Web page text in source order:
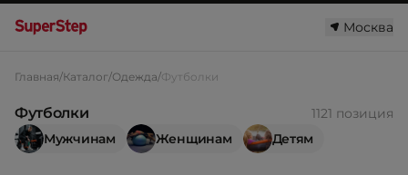
Москва
Главная/Каталог/Одежда/Футболки
Футболки
1121 позиция
Мужчинам
Женщинам Детям